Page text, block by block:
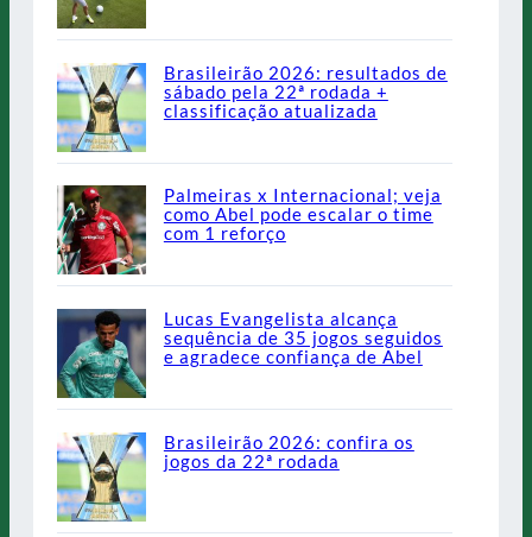
Brasileirão 2026: resultados de
sábado pela 22ª rodada +
classificação atualizada
Palmeiras x Internacional; veja
como Abel pode escalar o time
com 1 reforço
Lucas Evangelista alcança
sequência de 35 jogos seguidos
e agradece confiança de Abel
Brasileirão 2026: confira os
jogos da 22ª rodada